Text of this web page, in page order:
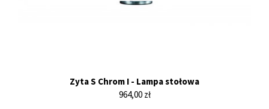
Zyta S Chrom I - Lampa stołowa
Cena
964,00 zł